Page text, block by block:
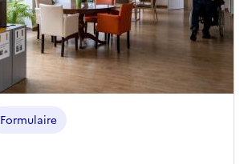
Formulaire